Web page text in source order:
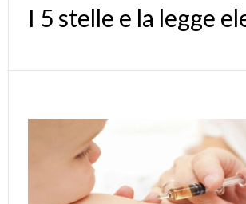
I 5 stelle e la legge